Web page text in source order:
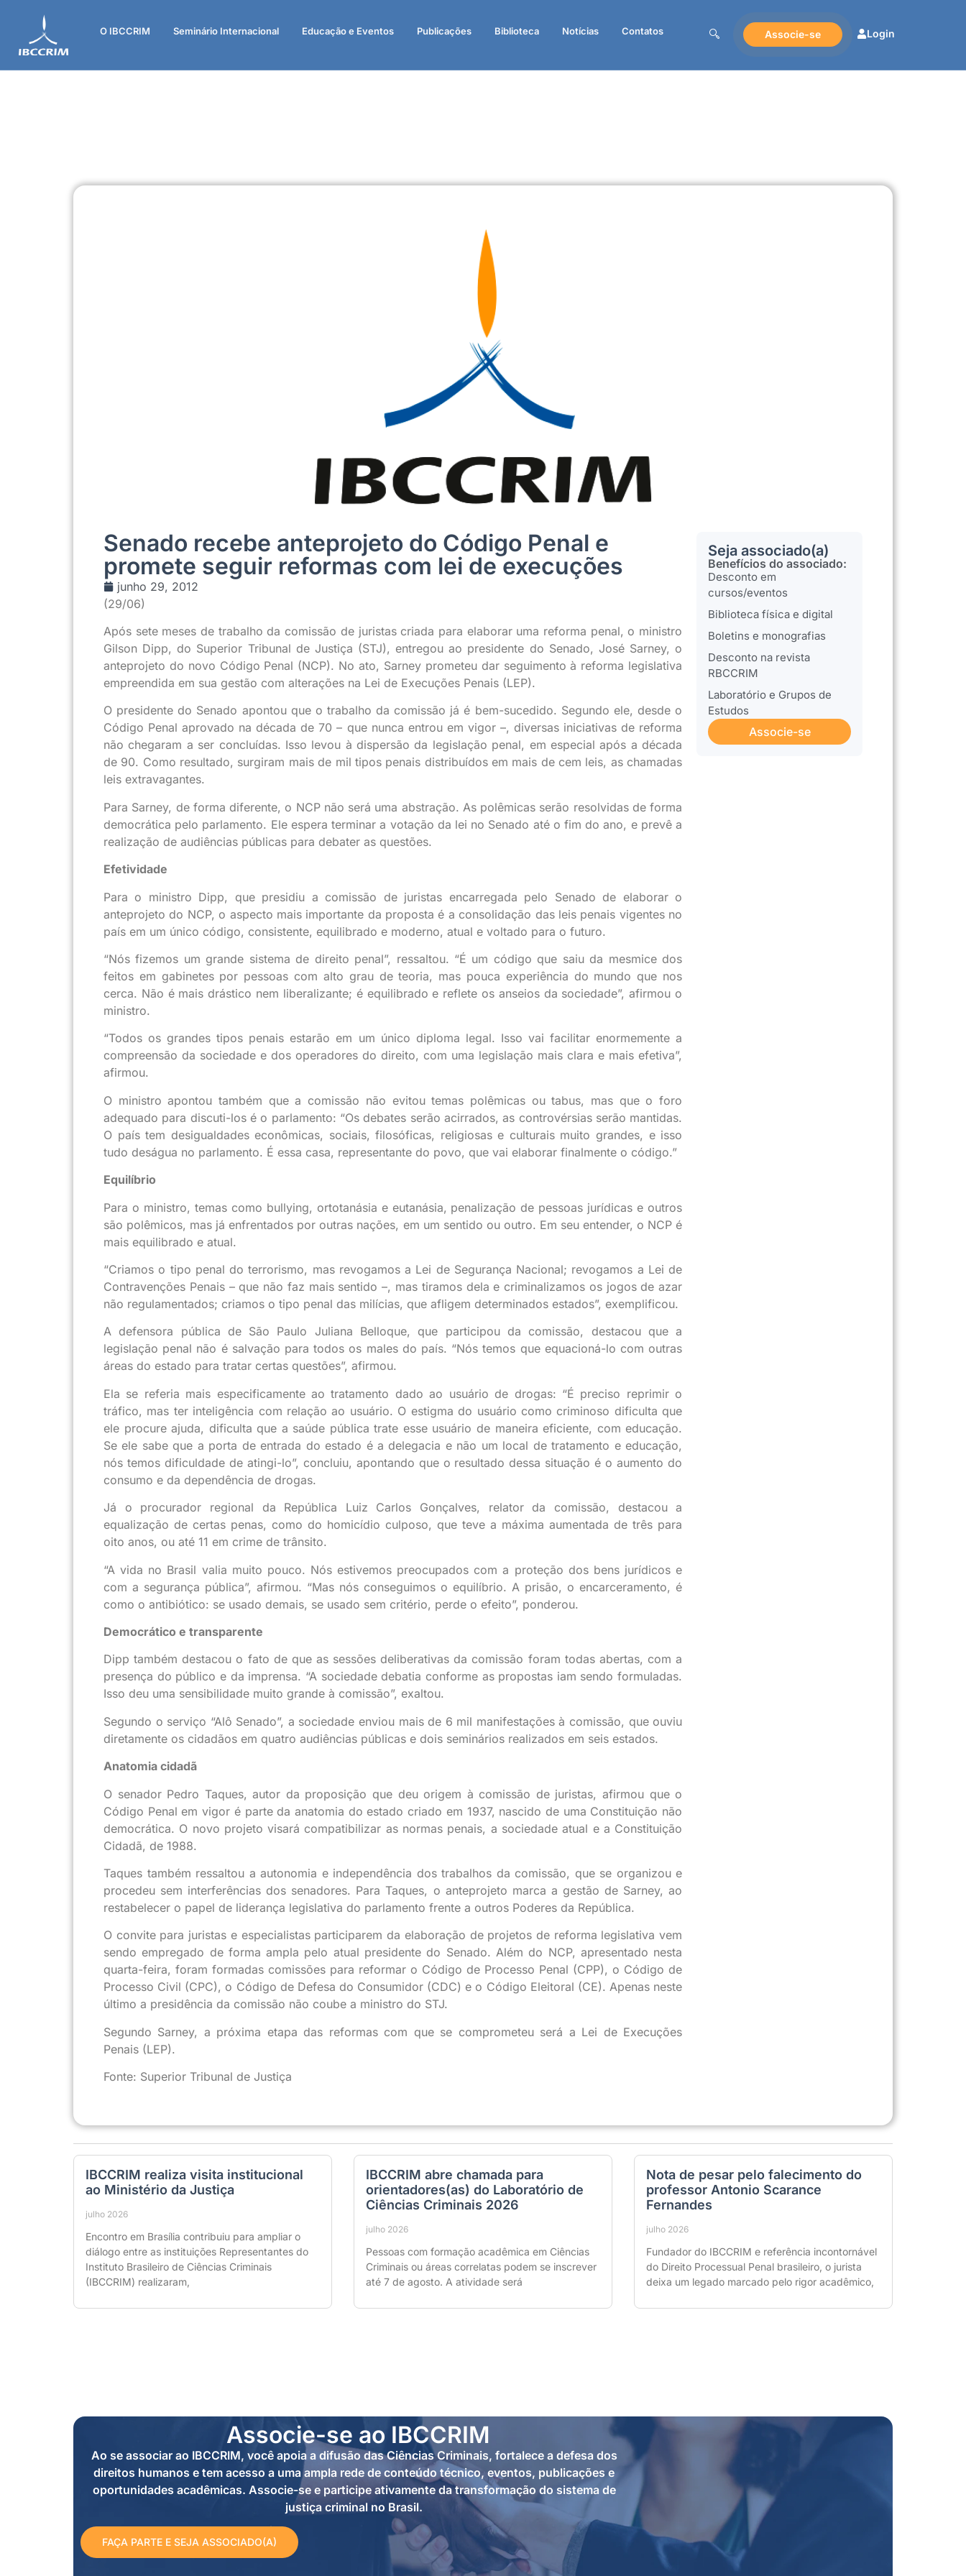
O IBCCRIM Seminário Internacional Educação e Eventos Publicações Biblioteca Notícias Contatos Associe-se Login
Senado recebe anteprojeto do Código Penal e
promete seguir reformas com lei de execuções
junho 29, 2012
(29/06)
Após sete meses de trabalho da comissão de juristas criada para elaborar uma reforma penal, o ministro
Gilson Dipp, do Superior Tribunal de Justiça (STJ), entregou ao presidente do Senado, José Sarney, o
anteprojeto do novo Código Penal (NCP). No ato, Sarney prometeu dar seguimento à reforma legislativa
empreendida em sua gestão com alterações na Lei de Execuções Penais (LEP).
O presidente do Senado apontou que o trabalho da comissão já é bem-sucedido. Segundo ele, desde o
Código Penal aprovado na década de 70 – que nunca entrou em vigor –, diversas iniciativas de reforma
não chegaram a ser concluídas. Isso levou à dispersão da legislação penal, em especial após a década
de 90. Como resultado, surgiram mais de mil tipos penais distribuídos em mais de cem leis, as chamadas
leis extravagantes.
Para Sarney, de forma diferente, o NCP não será uma abstração. As polêmicas serão resolvidas de forma
democrática pelo parlamento. Ele espera terminar a votação da lei no Senado até o fim do ano, e prevê a
realização de audiências públicas para debater as questões.
Efetividade
Para o ministro Dipp, que presidiu a comissão de juristas encarregada pelo Senado de elaborar o
anteprojeto do NCP, o aspecto mais importante da proposta é a consolidação das leis penais vigentes no
país em um único código, consistente, equilibrado e moderno, atual e voltado para o futuro.
“Nós fizemos um grande sistema de direito penal”, ressaltou. “É um código que saiu da mesmice dos
feitos em gabinetes por pessoas com alto grau de teoria, mas pouca experiência do mundo que nos
cerca. Não é mais drástico nem liberalizante; é equilibrado e reflete os anseios da sociedade”, afirmou o
ministro.
“Todos os grandes tipos penais estarão em um único diploma legal. Isso vai facilitar enormemente a
compreensão da sociedade e dos operadores do direito, com uma legislação mais clara e mais efetiva”,
afirmou.
O ministro apontou também que a comissão não evitou temas polêmicas ou tabus, mas que o foro
adequado para discuti-los é o parlamento: “Os debates serão acirrados, as controvérsias serão mantidas.
O país tem desigualdades econômicas, sociais, filosóficas, religiosas e culturais muito grandes, e isso
tudo deságua no parlamento. É essa casa, representante do povo, que vai elaborar finalmente o código.”
Equilíbrio
Para o ministro, temas como bullying, ortotanásia e eutanásia, penalização de pessoas jurídicas e outros
são polêmicos, mas já enfrentados por outras nações, em um sentido ou outro. Em seu entender, o NCP é
mais equilibrado e atual.
“Criamos o tipo penal do terrorismo, mas revogamos a Lei de Segurança Nacional; revogamos a Lei de
Contravenções Penais – que não faz mais sentido –, mas tiramos dela e criminalizamos os jogos de azar
não regulamentados; criamos o tipo penal das milícias, que afligem determinados estados”, exemplificou.
A defensora pública de São Paulo Juliana Belloque, que participou da comissão, destacou que a
legislação penal não é salvação para todos os males do país. “Nós temos que equacioná-lo com outras
áreas do estado para tratar certas questões”, afirmou.
Ela se referia mais especificamente ao tratamento dado ao usuário de drogas: “É preciso reprimir o
tráfico, mas ter inteligência com relação ao usuário. O estigma do usuário como criminoso dificulta que
ele procure ajuda, dificulta que a saúde pública trate esse usuário de maneira eficiente, com educação.
Se ele sabe que a porta de entrada do estado é a delegacia e não um local de tratamento e educação,
nós temos dificuldade de atingi-lo”, concluiu, apontando que o resultado dessa situação é o aumento do
consumo e da dependência de drogas.
Já o procurador regional da República Luiz Carlos Gonçalves, relator da comissão, destacou a
equalização de certas penas, como do homicídio culposo, que teve a máxima aumentada de três para
oito anos, ou até 11 em crime de trânsito.
“A vida no Brasil valia muito pouco. Nós estivemos preocupados com a proteção dos bens jurídicos e
com a segurança pública”, afirmou. “Mas nós conseguimos o equilíbrio. A prisão, o encarceramento, é
como o antibiótico: se usado demais, se usado sem critério, perde o efeito”, ponderou.
Democrático e transparente
Dipp também destacou o fato de que as sessões deliberativas da comissão foram todas abertas, com a
presença do público e da imprensa. “A sociedade debatia conforme as propostas iam sendo formuladas.
Isso deu uma sensibilidade muito grande à comissão”, exaltou.
Segundo o serviço “Alô Senado”, a sociedade enviou mais de 6 mil manifestações à comissão, que ouviu
diretamente os cidadãos em quatro audiências públicas e dois seminários realizados em seis estados.
Anatomia cidadã
O senador Pedro Taques, autor da proposição que deu origem à comissão de juristas, afirmou que o
Código Penal em vigor é parte da anatomia do estado criado em 1937, nascido de uma Constituição não
democrática. O novo projeto visará compatibilizar as normas penais, a sociedade atual e a Constituição
Cidadã, de 1988.
Taques também ressaltou a autonomia e independência dos trabalhos da comissão, que se organizou e
procedeu sem interferências dos senadores. Para Taques, o anteprojeto marca a gestão de Sarney, ao
restabelecer o papel de liderança legislativa do parlamento frente a outros Poderes da República.
O convite para juristas e especialistas participarem da elaboração de projetos de reforma legislativa vem
sendo empregado de forma ampla pelo atual presidente do Senado. Além do NCP, apresentado nesta
quarta-feira, foram formadas comissões para reformar o Código de Processo Penal (CPP), o Código de
Processo Civil (CPC), o Código de Defesa do Consumidor (CDC) e o Código Eleitoral (CE). Apenas neste
último a presidência da comissão não coube a ministro do STJ.
Segundo Sarney, a próxima etapa das reformas com que se comprometeu será a Lei de Execuções
Penais (LEP).
Fonte: Superior Tribunal de Justiça
Seja associado(a)
Benefícios do associado:
Desconto em
cursos/eventos
Biblioteca física e digital
Boletins e monografias
Desconto na revista
RBCCRIM
Laboratório e Grupos de
Estudos
Associe-se
IBCCRIM realiza visita institucional
ao Ministério da Justiça
julho 2026
Encontro em Brasília contribuiu para ampliar o
diálogo entre as instituições Representantes do
Instituto Brasileiro de Ciências Criminais
(IBCCRIM) realizaram,
IBCCRIM abre chamada para
orientadores(as) do Laboratório de
Ciências Criminais 2026
julho 2026
Pessoas com formação acadêmica em Ciências
Criminais ou áreas correlatas podem se inscrever
até 7 de agosto. A atividade será
Nota de pesar pelo falecimento do
professor Antonio Scarance
Fernandes
julho 2026
Fundador do IBCCRIM e referência incontornável
do Direito Processual Penal brasileiro, o jurista
deixa um legado marcado pelo rigor acadêmico,
Associe-se ao IBCCRIM
Ao se associar ao IBCCRIM, você apoia a difusão das Ciências Criminais, fortalece a defesa dos
direitos humanos e tem acesso a uma ampla rede de conteúdo técnico, eventos, publicações e
oportunidades acadêmicas. Associe-se e participe ativamente da transformação do sistema de
justiça criminal no Brasil.
FAÇA PARTE E SEJA ASSOCIADO(A)